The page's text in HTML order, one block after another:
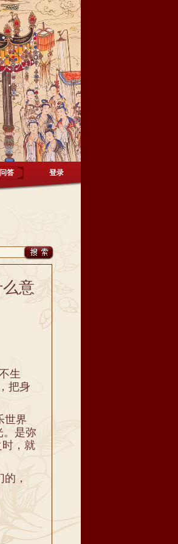
答 登录
意
生
把身
世界
。是弥
时，就
，